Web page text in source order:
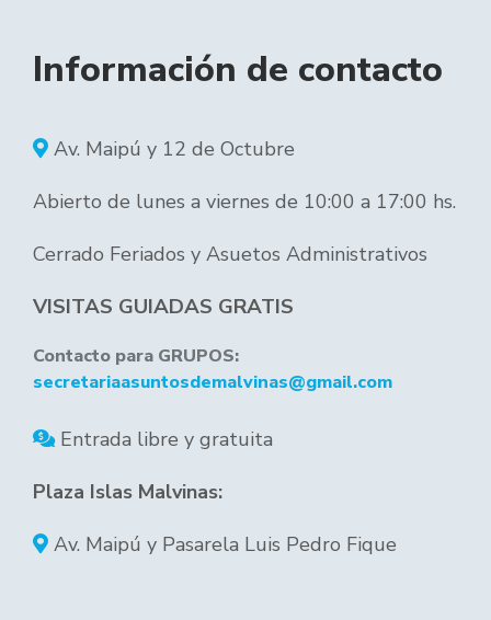
Información de contacto
Av. Maipú y 12 de Octubre
Abierto de lunes a viernes de 10:00 a 17:00 hs.
Cerrado Feriados y Asuetos Administrativos
VISITAS GUIADAS GRATIS
Contacto para GRUPOS:
secretariaasuntosdemalvinas@gmail.com
Entrada libre y gratuita
Plaza Islas Malvinas:
Av. Maipú y Pasarela Luis Pedro Fique